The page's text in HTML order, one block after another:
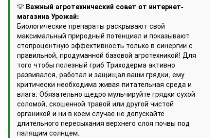
💡 Важный агротехнический совет от интернет-
магазина Урожай:
Биологические препараты раскрывают свой
максимальный природный потенциал и показывают
стопроцентную эффективность только в синергии с
правильной, продуманной базовой агротехникой! Для
того чтобы полезный гриб Триходерма активно
развивался, работал и защищал ваши грядки, ему
критически необходима живая питательная среда и
влага. Обязательно щедро мульчируйте грядки сухой
соломой, скошенной травой или другой чистой
органикой и ни в коем случае не допускайте
длительного пересыхания верхнего слоя почвы под
палящим солнцем.